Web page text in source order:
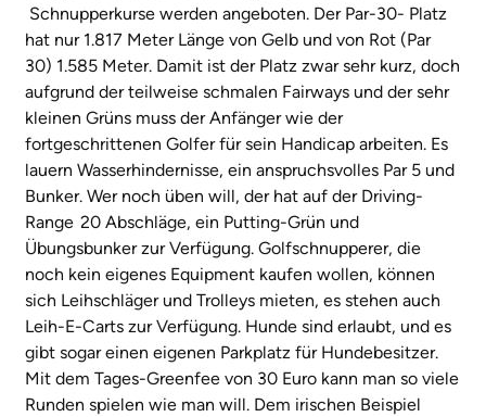
Schnupperkurse werden angeboten. Der Par-30- Platz
hat nur 1.817 Meter Länge von Gelb und von Rot (Par
30) 1.585 Meter. Damit ist der Platz zwar sehr kurz, doch
aufgrund der teilweise schmalen Fairways und der sehr
kleinen Grüns muss der Anfänger wie der
fortgeschrittenen Golfer für sein Handicap arbeiten. Es
lauern Wasserhindernisse, ein anspruchsvolles Par 5 und
Bunker. Wer noch üben will, der hat auf der Driving-
Range 20 Abschläge, ein Putting-Grün und
Übungsbunker zur Verfügung. Golfschnupperer, die
noch kein eigenes Equipment kaufen wollen, können
sich Leihschläger und Trolleys mieten, es stehen auch
Leih-E-Carts zur Verfügung. Hunde sind erlaubt, und es
gibt sogar einen eigenen Parkplatz für Hundebesitzer.
Mit dem Tages-Greenfee von 30 Euro kann man so viele
Runden spielen wie man will. Dem irischen Beispiel